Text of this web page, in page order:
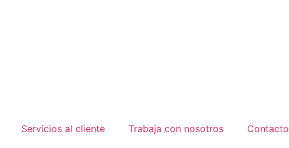
Servicios al cliente Trabaja con nosotros Contacto